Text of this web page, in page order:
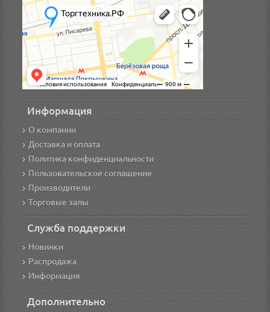
Информация
О компании
Доставка и оплата
Политика конфиденциальности
Пользовательское соглашение
Производители
Торговые залы
Служба поддержки
Новинки
Распродажа
Информация
Дополнительно